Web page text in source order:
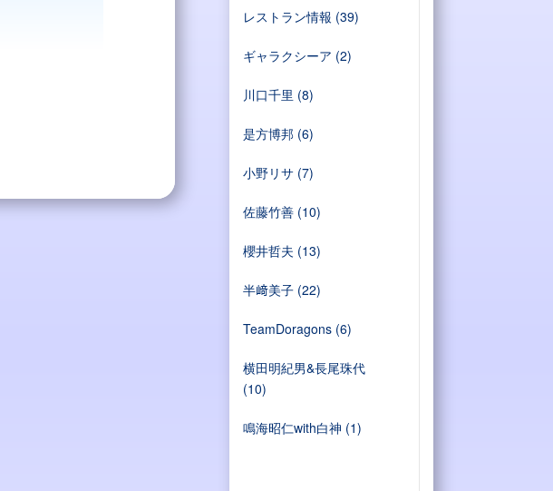
レストラン情報 (39)
ギャラクシーア (2)
川口千里 (8)
是方博邦(6)
小野リサ(7)
佐藤竹善(10)
櫻井哲夫 (13)
半﨑美子(22)
TeamDoragons(6)
横田明紀男&長尾珠代
(10)
鳴海昭仁with白神 (1)